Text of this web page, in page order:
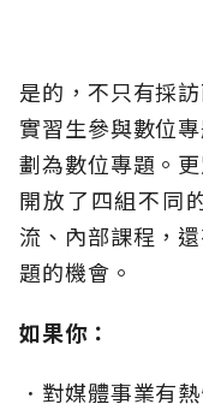
是的，不只有採
實習生參與數位
劃為數位專題。
開放了四組不同
流、內部課程，
題的機會。
如果你：
．對媒體事業有